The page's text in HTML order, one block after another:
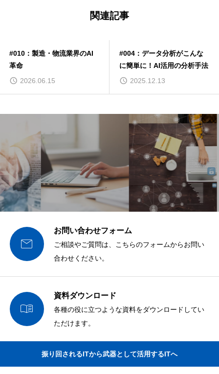
関連記事
#010：製造・物流業界のAI
革命
2026.06.15
#004：データ分析がこんな
に簡単に！AI活用の分析手法
2025.12.13

お問い合わせフォーム
ご相談やご質問は、こちらのフォームからお問い
合わせください。

資料ダウンロード
各種の役に立つような資料をダウンロードしてい
ただけます。
振り回されるITから武器として活用するITへ